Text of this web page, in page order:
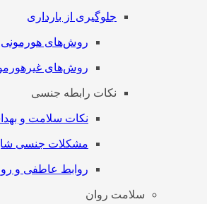
جلوگیری از بارداری
روش‌های هورمونی
روش‌های
نکات رابطه جنسی
نکات سلامت و
مشکلات جنسی
روابط عاطفی و
سلامت روان